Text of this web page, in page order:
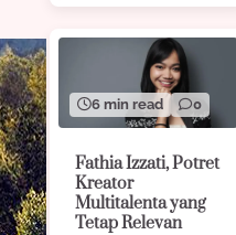
6 min read 0
Fathia Izzati, Potret
Kreator
Multitalenta yang
Tetap Relevan